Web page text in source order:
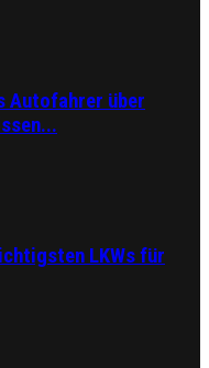
Autofahrer über
LKWs für